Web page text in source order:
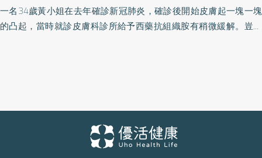
一名34歲黃小姐在去年確診新冠肺炎，確診後開始皮膚起一塊一塊
的凸起，當時就診皮膚科診所給予西藥抗組織胺有稍微緩解。豈料
體本身免疫功能較差未及時復元，則身體就會產生諸如上述症狀持
續一至兩個月不等。這時使用中藥調理介入則會幫助患者加速康